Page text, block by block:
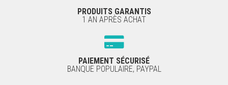
PRODUITS GARANTIS
1 AN APRÈS ACHAT
PAIEMENT SÉCURISÉ
BANQUE POPULAIRE, PAYPAL